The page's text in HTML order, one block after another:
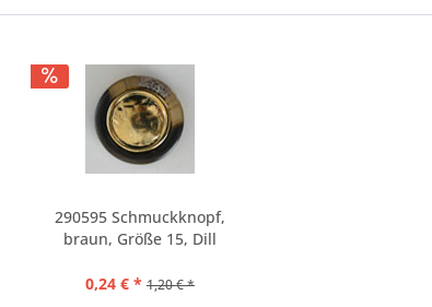
290595 Schmuckknopf,
braun, Größe 15, Dill
0,24 € * 1,20 € *